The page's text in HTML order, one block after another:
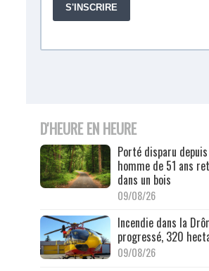
D'HEURE EN HEURE
Porté disparu
homme de 51 ans
dans un bois
09/08/26
Incendie dans la
progressé, 320
09/08/26